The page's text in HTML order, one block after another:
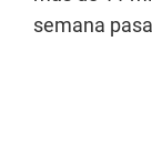
semana